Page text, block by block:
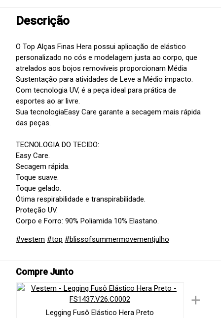
Descrição
O Top Alças Finas Hera possui aplicação de elástico
personalizado no cós e modelagem justa ao corpo, que
atrelados aos bojos removíveis proporcionam Média
Sustentação para atividades de Leve a Médio impacto.
Com tecnologia UV, é a peça ideal para prática de
esportes ao ar livre.
Sua tecnologiaEasy Care garante a secagem mais rápida
das peças.
TECNOLOGIA DO TECIDO:
Easy Care.
Secagem rápida.
Toque suave.
Toque gelado.
Ótima respirabilidade e transpirabilidade.
Proteção UV.
Corpo e Forro: 90% Poliamida 10% Elastano.
#vestem #top #blissofsummermovementjulho
Compre Junto
Legging Fusô Elástico Hera Preto
+